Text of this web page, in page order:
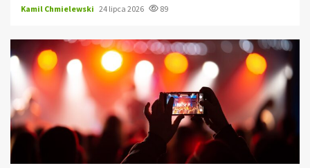
Kamil Chmielewski 24 lipca 2026 89